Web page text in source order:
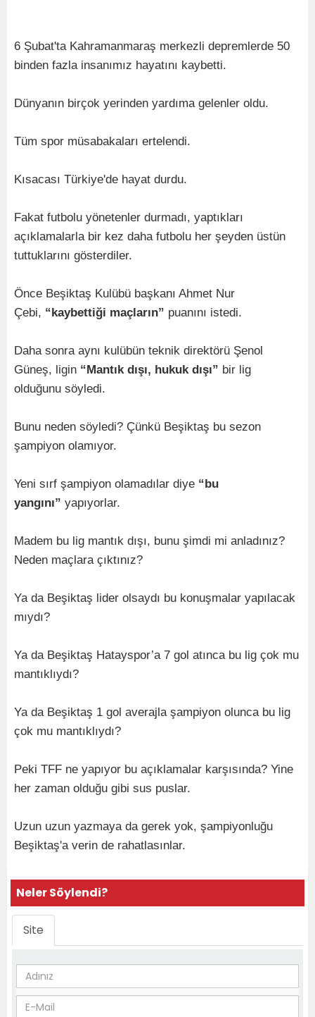
6 Şubat'ta Kahramanmaraş merkezli depremlerde 50
binden fazla insanımız hayatını kaybetti.
Dünyanın birçok yerinden yardıma gelenler oldu.
Tüm spor müsabakaları ertelendi.
Kısacası Türkiye'de hayat durdu.
Fakat futbolu yönetenler durmadı, yaptıkları
açıklamalarla bir kez daha futbolu her şeyden üstün
tuttuklarını gösterdiler.
Önce Beşiktaş Kulübü başkanı Ahmet Nur
Çebi, “kaybettiği maçların” puanını istedi.
Daha sonra aynı kulübün teknik direktörü Şenol
Güneş, ligin “Mantık dışı, hukuk dışı” bir lig
olduğunu söyledi.
Bunu neden söyledi? Çünkü Beşiktaş bu sezon
şampiyon olamıyor.
Yeni sırf şampiyon olamadılar diye “bu
yangını” yapıyorlar.
Madem bu lig mantık dışı, bunu şimdi mi anladınız?
Neden maçlara çıktınız?
Ya da Beşiktaş lider olsaydı bu konuşmalar yapılacak
mıydı?
Ya da Beşiktaş Hatayspor’a 7 gol atınca bu lig çok mu
mantıklıydı?
Ya da Beşiktaş 1 gol averajla şampiyon olunca bu lig
çok mu mantıklıydı?
Peki TFF ne yapıyor bu açıklamalar karşısında? Yine
her zaman olduğu gibi sus puslar.
Uzun uzun yazmaya da gerek yok, şampiyonluğu
Beşiktaş'a verin de rahatlasınlar.
Neler Söylendi?
Site